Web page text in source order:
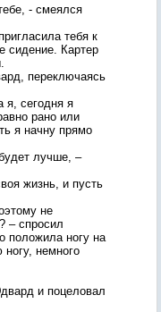
- смеялся
тебя к
сидение. Картер
переключаясь
я, сегодня я
рано или
я начну прямо
лучше, –
жизнь, и пусть
не
– спросил
положила ногу на
немного
и поцеловал